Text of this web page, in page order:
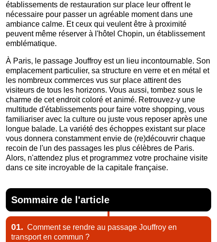
établissements de restauration sur place leur offrent le
nécessaire pour passer un agréable moment dans une
ambiance calme. Et ceux qui veulent être à proximité
peuvent même réserver à l'hôtel Chopin, un établissement
emblématique.
À Paris, le passage Jouffroy est un lieu incontournable. Son
emplacement particulier, sa structure en verre et en métal et
les nombreux commerces vus sur place attirent des
visiteurs de tous les horizons. Vous aussi, tombez sous le
charme de cet endroit coloré et animé. Retrouvez-y une
multitude d'établissements pour faire votre shopping, vous
familiariser avec la culture ou juste vous reposer après une
longue balade. La variété des échoppes existant sur place
vous donnera constamment envie de (re)découvrir chaque
recoin de l'un des passages les plus célèbres de Paris.
Alors, n'attendez plus et programmez votre prochaine visite
dans ce site incroyable de la capitale française.
Sommaire de l'article
01. Comment se rendre au passage Jouffroy en
transport en commun ?